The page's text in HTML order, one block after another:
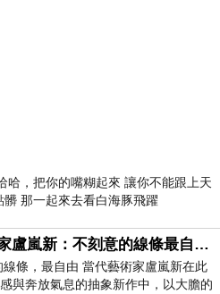
哈，把你的嘴糊起來 讓你不能跟上天
那一起來去看白海豚飛躍
當代藝術家盧嵐新：不刻意的線條最自由，讓色彩流動、筆觸自己說話
條，最自由 當代藝術家盧嵐新在此
與奔放氣息的抽象新作中，以大膽的